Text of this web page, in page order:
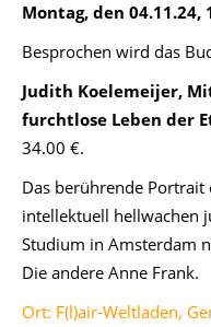
Montag, den 04.11.24,
Besprochen wird das
Judith Koelemeijer,
furchtlose Leben der
34.00 €.
Das berührende
intellektuell hellwachen
Studium in Amsterdam
Die andere Anne Frank.
Ort: F(l)air-Weltladen,